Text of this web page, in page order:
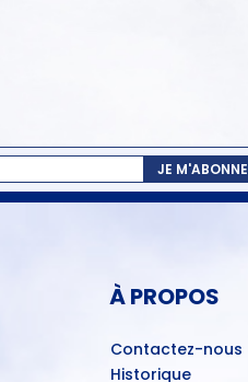
JE M'ABONNE
À PROPOS
Contactez-nous
Historique